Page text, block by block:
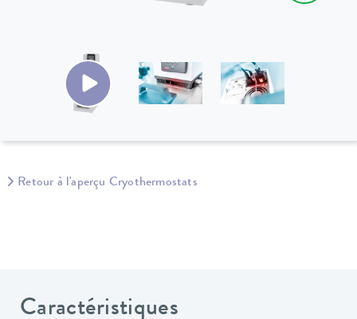
Retour à l'aperçu Cryothermostats
Caractéristiques